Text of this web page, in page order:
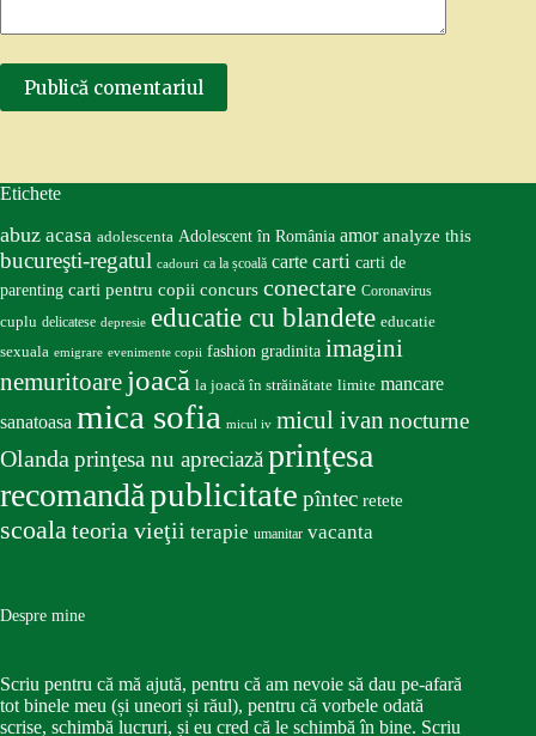
Publică comentariul
Etichete
abuz acasa adolescenta Adolescent în România amor analyze this
bucureşti-regatul cadouri ca la școală carte carti carti de
parenting carti pentru copii concurs conectare Coronavirus
cuplu delicatese depresie educatie cu blandete educatie
sexuala emigrare evenimente copii fashion gradinita imagini
nemuritoare joacă la joacă în străinătate limite mancare
sanatoasa mica sofia micul iv micul ivan nocturne
Olandaprinţesa nu apreciazăprinţesa
recomandăpublicitate pîntec retete
scoalateoria vieţii terapie umanitar vacanta
Despre mine
Scriu pentru că mă ajută, pentru că am nevoie să dau pe-afară
tot binele meu (și uneori și răul), pentru că vorbele odată
scrise, schimbă lucruri, și eu cred că le schimbă în bine. Scriu